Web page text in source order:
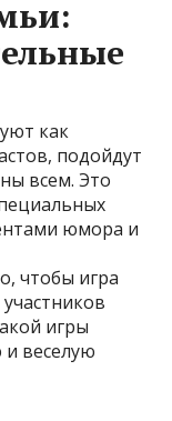
как
подойдут
всем. Это
юмора и
чтобы игра
игры
веселую